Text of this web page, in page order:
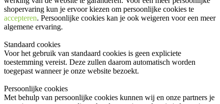
shopervaring kun je ervoor kiezen om persoonlijke cookies te
accepteren. Persoonlijke cookies kan je ook weigeren voor een meer
algemene ervaring.
Standaard cookies
Voor het gebruik van standaard cookies is geen expliciete
toestemming vereist. Deze zullen daarom automatisch worden
toegepast wanneer je onze website bezoekt.
Persoonlijke cookies
Met behulp van persoonlijke cookies kunnen wij en onze partners je